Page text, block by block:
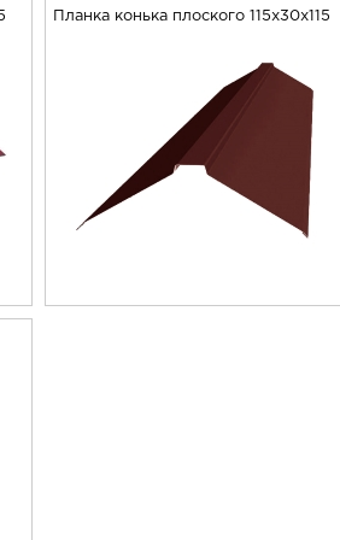
Планка конька плоского 115х30х115